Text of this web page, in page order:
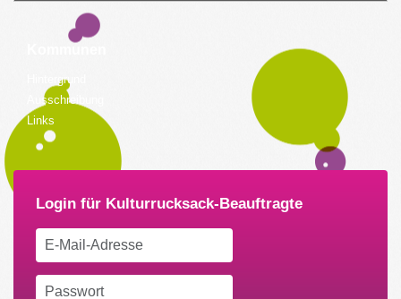
Hintergrund
Ausschreibung
Links